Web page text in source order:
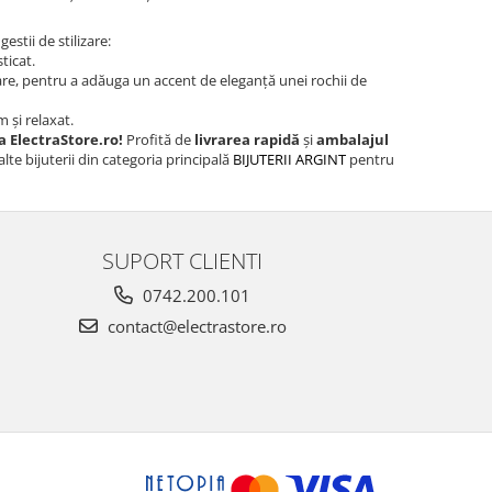
de stilizare:
pentru a adăuga un accent de eleganță unei rochii de
și relaxat.
ElectraStore.ro! Profită de livrarea rapidă șiambalajul
bijuterii din categoria principală BIJUTERII ARGINT pentru
SUPORT CLIENTI
0742.200.101
contact@electrastore.ro